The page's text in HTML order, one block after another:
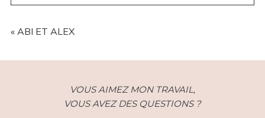
REQUIRED FIELDS ARE MARKED *
« ABI ET ALEX
VOUS AIMEZ MON TRAVAIL,
VOUS AVEZ DES QUESTIONS ?